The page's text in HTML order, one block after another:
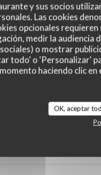
y sus socios
Las cookies
opcionales
medir la audiencia
o mostrar
todo' o 'Personalizar'
haciendo clic
OK, aceptar
de